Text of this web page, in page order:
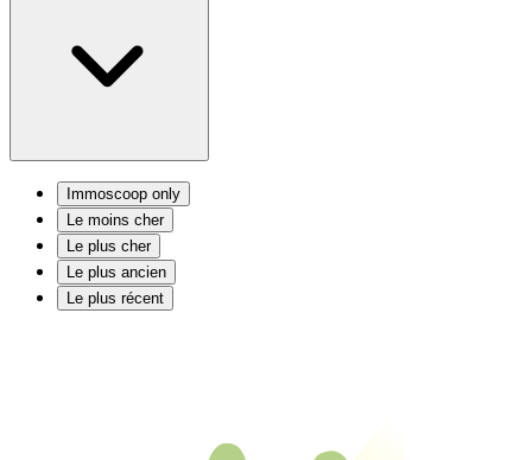
Immoscoop only
Le moins cher
Le plus cher
Le plus ancien
Le plus récent